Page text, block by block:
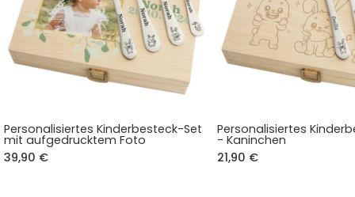
Personalisiertes Kinderbesteck-Set
mit aufgedrucktem Foto
39,90 €
Personalisiertes
- Kaninchen
21,90 €